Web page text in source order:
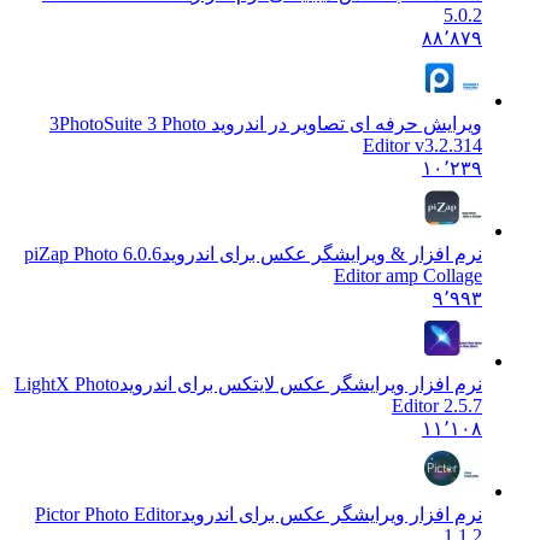
۸۸٬۸۷۹
ویرایش حرفه ای تصاویر در اندروید 3
PhotoSuite 3 Photo
Editor v3.2.314
۱۰٬۲۳۹
نرم افزار & ویرایشگر عکس برای اندروید
6.0.6 piZap Photo
Editor amp Collage
نرم افزار ویرایشگر عکس لایتکس برای اندروید LightX Photo
Editor 2.5.7
۱۱٬۱۰۸
نرم افزار ویرایشگر عکس برای اندروید Pictor Photo Editor